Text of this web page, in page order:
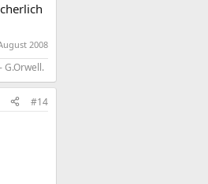
2008
G.Orwell.
#14